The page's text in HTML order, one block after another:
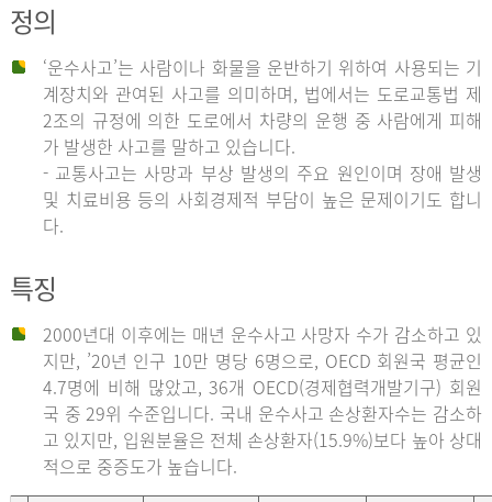
정의
‘운수사고’는 사람이나 화물을 운반하기 위하여 사용되는 기
계장치와 관여된 사고를 의미하며, 법에서는 도로교통법 제
2조의 규정에 의한 도로에서 차량의 운행 중 사람에게 피해
가 발생한 사고를 말하고 있습니다.
- 교통사고는 사망과 부상 발생의 주요 원인이며 장애 발생
및 치료비용 등의 사회경제적 부담이 높은 문제이기도 합니
다.
특징
2000년대 이후에는 매년 운수사고 사망자 수가 감소하고 있
지만, ’20년 인구 10만 명당 6명으로, OECD 회원국 평균인
4.7명에 비해 많았고, 36개 OECD(경제협력개발기구) 회원
국 중 29위 수준입니다. 국내 운수사고 손상환자수는 감소하
고 있지만, 입원분율은 전체 손상환자(15.9%)보다 높아 상대
적으로 중증도가 높습니다.